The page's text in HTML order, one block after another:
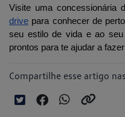
Visite uma concessionária
drive para conhecer de
seu estilo de vida e ao
prontos para te ajudar a
Compartilhe esse artigo